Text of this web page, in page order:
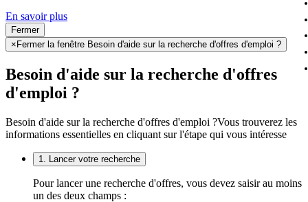
En savoir plus
Fermer
× Fermer la fenêtre Besoin d'aide sur la recherche d'offres d'emploi ?
Besoin d'aide sur la recherche d'offres
d'emploi ?
Besoin d'aide sur la recherche d'offres d'emploi ?Vous trouverez les
informations essentielles en cliquant sur l'étape qui vous intéresse
1. Lancer votre recherche
Pour lancer une recherche d'offres, vous devez saisir au moins
un des deux champs :